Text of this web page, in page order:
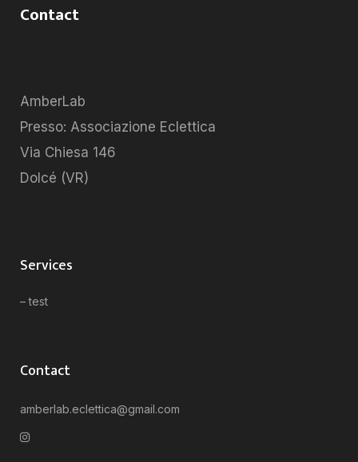
Contact
AmberLab
Presso: Associazione Eclettica
Via Chiesa 146
Dolcé (VR)
Services
– test
Contact
amberlab.eclettica@gmail.com